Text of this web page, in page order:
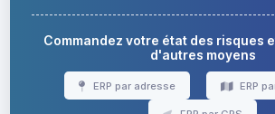
Commandez votre état des risques
d'autres moyens
ERP par adresse ERP